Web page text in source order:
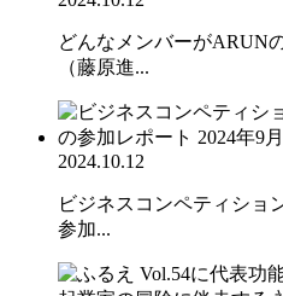
どんなメンバーがARUN
（藤原進...
2024.10.12
ビジネスコンペティショ
参加...